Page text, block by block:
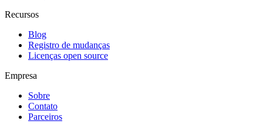
Recursos
Blog
Registro de mudanças
Licenças open source
Empresa
Sobre
Contato
Parceiros